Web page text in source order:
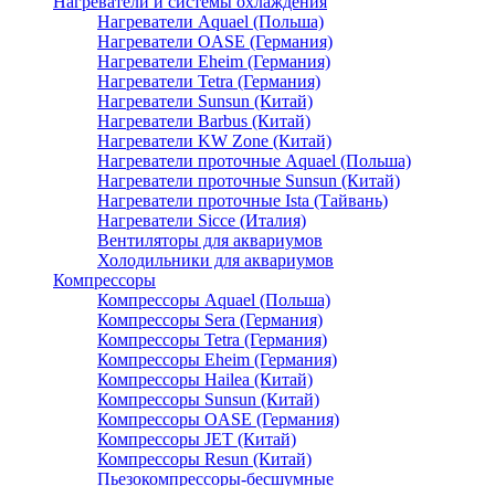
Нагреватели Aquael (Польша)
Нагреватели OASE (Германия)
Нагреватели Eheim (Германия)
Нагреватели Tetra (Германия)
Нагреватели Sunsun (Китай)
Нагреватели Barbus (Китай)
Нагреватели KW Zone (Китай)
Нагреватели проточные Aquael (Польша)
Нагреватели проточные Sunsun (Китай)
Нагреватели проточные Ista (Тайвань)
Нагреватели Sicce (Италия)
Вентиляторы для аквариумов
Холодильники для аквариумов
Компрессоры
Компрессоры Aquael (Польша)
Компрессоры Sera (Германия)
Компрессоры Tetra (Германия)
Компрессоры Eheim (Германия)
Компрессоры Hailea (Китай)
Компрессоры Sunsun (Китай)
Компрессоры OASE (Германия)
Компрессоры JET (Китай)
Компрессоры Resun (Китай)
Пьезокомпрессоры-бесшумные